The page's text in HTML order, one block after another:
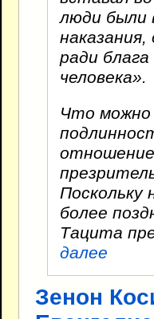
люди были
ради
человека».
Что можно
Поскольку
более
Тацита
далее
Зенон